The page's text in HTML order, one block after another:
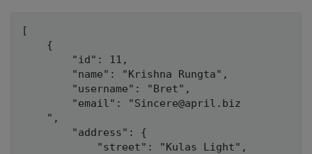
[
    {
        "id": 11,
        "name": "Krishna Rungta",
        "username": "Bret",
        "email": "Sincere@april.biz
        "address": {
            "street": "Kulas Light",